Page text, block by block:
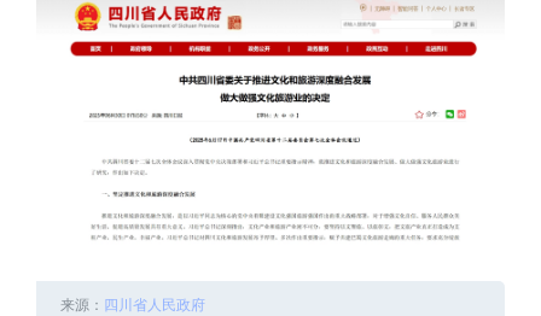
来源： 四川省人民政府